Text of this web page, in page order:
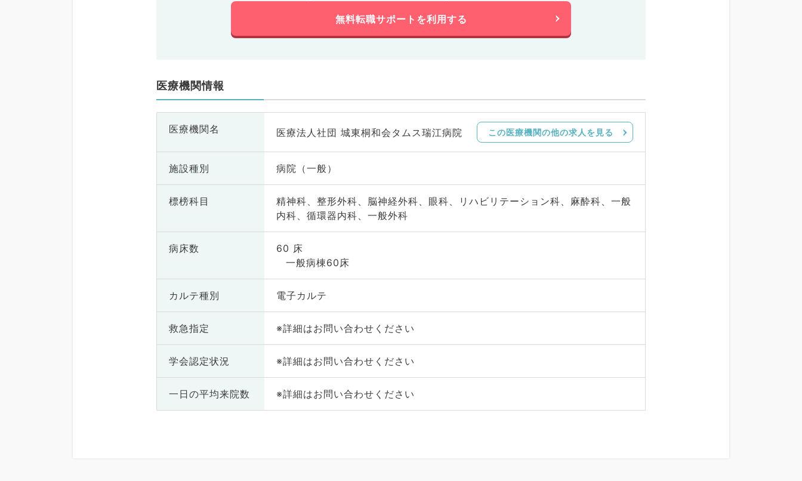
無料転職サポートを利用する
医療機関情報
医療機関名 医療法人社団 城東桐和会タムス瑞江病院 この医療機関の他の求人を見る
施設種別 病院（一般）
標榜科目
精神科、整形外科、脳神経外科、眼科、リハビリテーション科、麻酔科、一般
内科、循環器内科、一般外科
病床数
60 床
一般病棟60床
カルテ種別 電子カルテ
救急指定 ※詳細はお問い合わせください
学会認定状況 ※詳細はお問い合わせください
一日の平均来院数 ※詳細はお問い合わせください